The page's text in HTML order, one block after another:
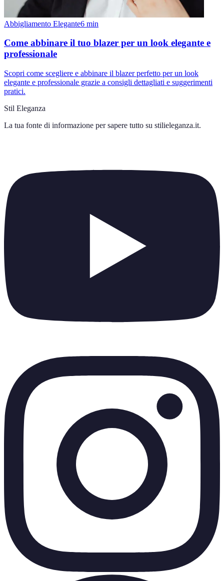
Abbigliamento Elegante6 min
Come abbinare il tuo blazer per un look elegante e
professionale
Scopri come scegliere e abbinare il blazer perfetto per un look
elegante e professionale grazie a consigli dettagliati e suggerimenti
pratici.
Stil Eleganza
La tua fonte di informazione per sapere tutto su stilieleganza.it.